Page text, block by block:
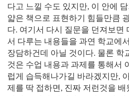
다고 느낄 수도 있지만, 이 안에
얇은 책으로 표현하기 힘들만큼
다. 여기서 다시 질문을 던져보면
서 다루는 내용들을 과연 학교에
장담하건데 아닐 것이다. 물론 학
것은 수업 내용과 과제를 통해서
럽게 습득해나가길 바라겠지만,
제를 딱 접하면, 진짜 저런것을